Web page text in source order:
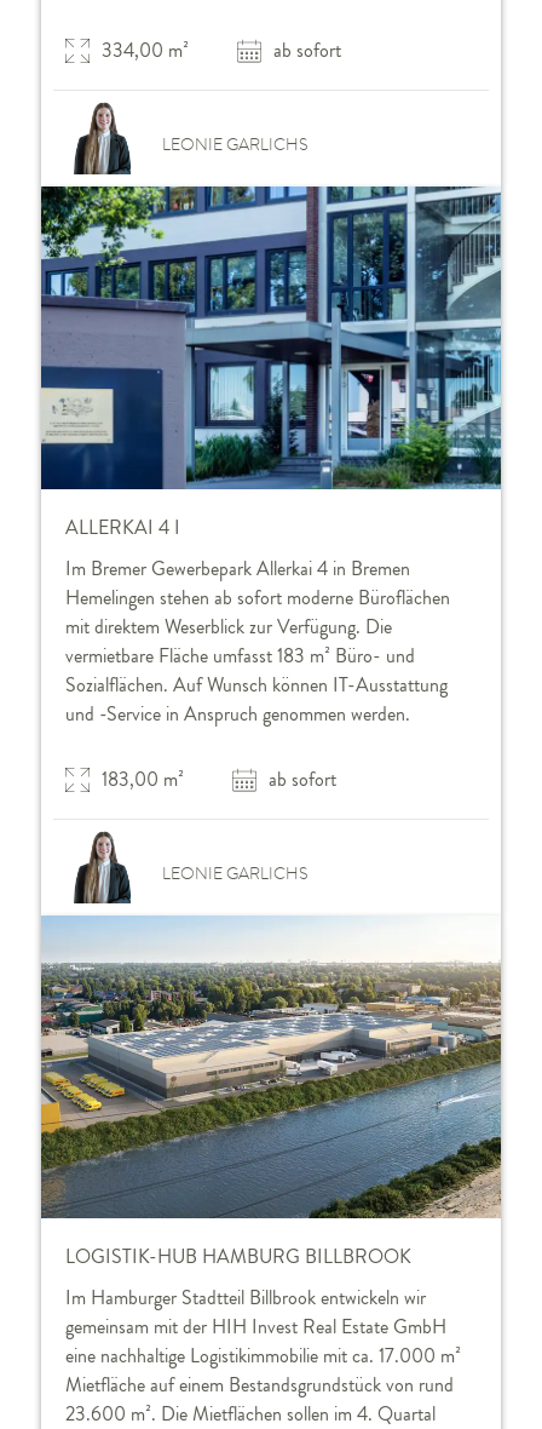
334,00 m² ab sofort
LEONIE GARLICHS
ALLERKAI 4 I
Im Bremer Gewerbepark Allerkai 4 in Bremen
Hemelingen stehen ab sofort moderne Büroflächen
mit direktem Weserblick zur Verfügung. Die
vermietbare Fläche umfasst 183 m² Büro- und
Sozialflächen. Auf Wunsch können IT-Ausstattung
und -Service in Anspruch genommen werden.
183,00 m² ab sofort
LEONIE GARLICHS
LOGISTIK-HUB HAMBURG BILLBROOK
Im Hamburger Stadtteil Billbrook entwickeln wir
gemeinsam mit der HIH Invest Real Estate GmbH
eine nachhaltige Logistikimmobilie mit ca. 17.000 m²
Mietfläche auf einem Bestandsgrundstück von rund
23.600 m². Die Mietflächen sollen im 4. Quartal